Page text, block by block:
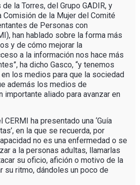
la Torres, del Grupo GADIR, y
Comisión de la Mujer del Comité
de Personas con
han hablado sobre la forma más
y de cómo mejorar la
a la información nos hace más
ha dicho Gasco, “y tenemos
los medios para que la sociedad
además los medios de
importante aliado para avanzar en
ha presentado una ‘Guía
en la que se recuerda, por
no es una enfermedad o se
a la personas adultas, llamarlas
su oficio, afición o motivo de la
su ritmo, dándoles un poco de